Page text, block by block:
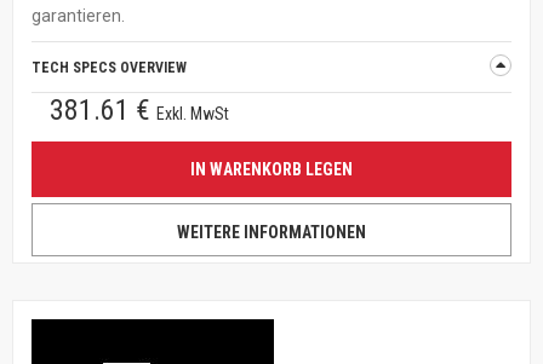
garantieren.
TECH SPECS OVERVIEW
381.61 € Exkl. MwSt
IN WARENKORB LEGEN
WEITERE INFORMATIONEN